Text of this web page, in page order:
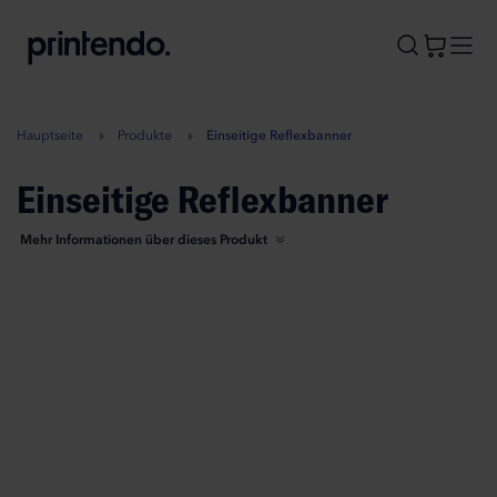
A
Hauptseite Produkte Einseitige Reflexbanner
Einseitige Reflexbanner
Mehr Informationen über dieses Produkt